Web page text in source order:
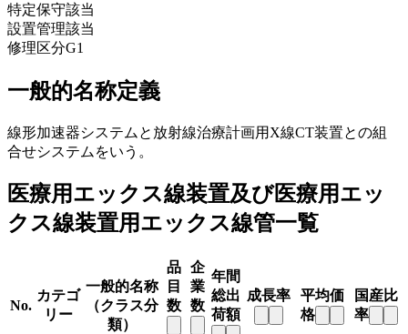
特定保守該当
設置管理該当
修理区分G1
一般的名称定義
線形加速器システムと放射線治療計画用X線CT装置との組
合せシステムをいう。
医療用エックス線装置及び医療用エッ
クス線装置用エックス線管一覧
No.
カテゴ
リー
一般的名称
（クラス分
類）
品
目
数
企
業
数
年間
総出
荷額
成長率
平均価
格
国産比
率